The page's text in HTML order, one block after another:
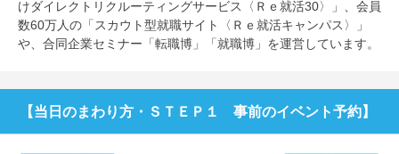
けダイレクトリクルーティングサービス〈Ｒｅ就活30〉」、会員
数60万人の「スカウト型就職サイト〈Ｒｅ就活キャンパス〉」
や、合同企業セミナー「転職博」「就職博」を運営しています。
【当日のまわり方・ＳＴＥＰ１ 事前のイベント予約】